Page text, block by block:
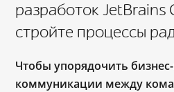
разработок JetBrains
стройте процессы
Чтобы упорядочить
коммуникации между